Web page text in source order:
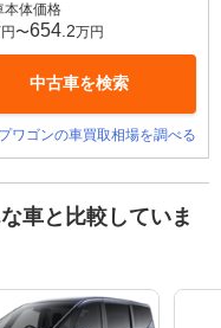
本体価格
〜654 .2万円
中古車を検索
ワゴンの車買取相場を調べる
車と比較していま